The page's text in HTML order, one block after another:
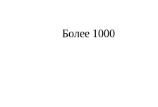
Более 1000